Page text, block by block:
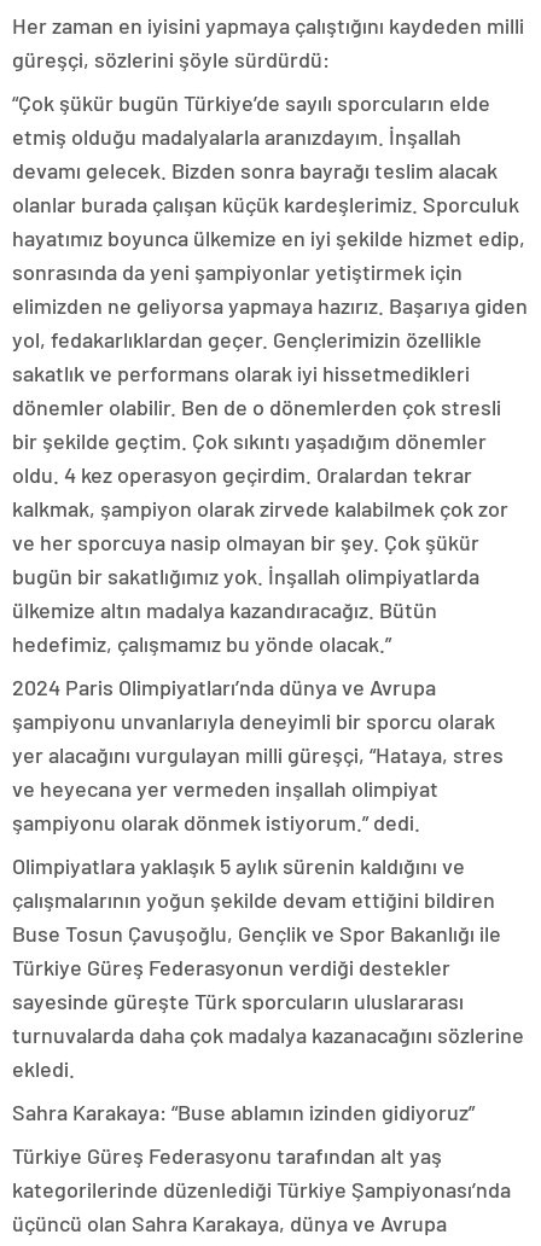
Her zaman en iyisini yapmaya çalıştığını kaydeden milli
güreşçi, sözlerini şöyle sürdürdü:
“Çok şükür bugün Türkiye’de sayılı sporcuların elde
etmiş olduğu madalyalarla aranızdayım. İnşallah
devamı gelecek. Bizden sonra bayrağı teslim alacak
olanlar burada çalışan küçük kardeşlerimiz. Sporculuk
hayatımız boyunca ülkemize en iyi şekilde hizmet edip,
sonrasında da yeni şampiyonlar yetiştirmek için
elimizden ne geliyorsa yapmaya hazırız. Başarıya giden
yol, fedakarlıklardan geçer. Gençlerimizin özellikle
sakatlık ve performans olarak iyi hissetmedikleri
dönemler olabilir. Ben de o dönemlerden çok stresli
bir şekilde geçtim. Çok sıkıntı yaşadığım dönemler
oldu. 4 kez operasyon geçirdim. Oralardan tekrar
kalkmak, şampiyon olarak zirvede kalabilmek çok zor
ve her sporcuya nasip olmayan bir şey. Çok şükür
bugün bir sakatlığımız yok. İnşallah olimpiyatlarda
ülkemize altın madalya kazandıracağız. Bütün
hedefimiz, çalışmamız bu yönde olacak.”
2024 Paris Olimpiyatları’nda dünya ve Avrupa
şampiyonu unvanlarıyla deneyimli bir sporcu olarak
yer alacağını vurgulayan milli güreşçi, “Hataya, stres
ve heyecana yer vermeden inşallah olimpiyat
şampiyonu olarak dönmek istiyorum.” dedi.
Olimpiyatlara yaklaşık 5 aylık sürenin kaldığını ve
çalışmalarının yoğun şekilde devam ettiğini bildiren
Buse Tosun Çavuşoğlu, Gençlik ve Spor Bakanlığı ile
Türkiye Güreş Federasyonun verdiği destekler
sayesinde güreşte Türk sporcuların uluslararası
turnuvalarda daha çok madalya kazanacağını sözlerine
ekledi.
Sahra Karakaya: “Buse ablamın izinden gidiyoruz”
Türkiye Güreş Federasyonu tarafından alt yaş
kategorilerinde düzenlediği Türkiye Şampiyonası’nda
üçüncü olan Sahra Karakaya, dünya ve Avrupa